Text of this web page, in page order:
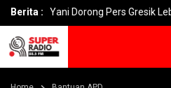
Berita :
Yani Dorong Pers Gresik Lebih